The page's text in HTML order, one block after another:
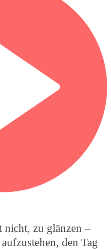
nicht, zu glänzen –
den Tag